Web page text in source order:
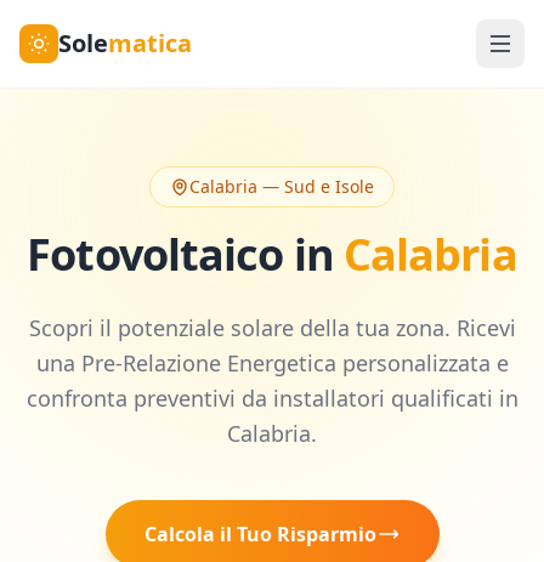
Solematica
Calabria — Sud e Isole
Fotovoltaico in Calabria
Scopri il potenziale solare della tua zona. Ricevi
una Pre-Relazione Energetica personalizzata e
confronta preventivi da installatori qualificati in
Calabria.
Calcola il Tuo Risparmio